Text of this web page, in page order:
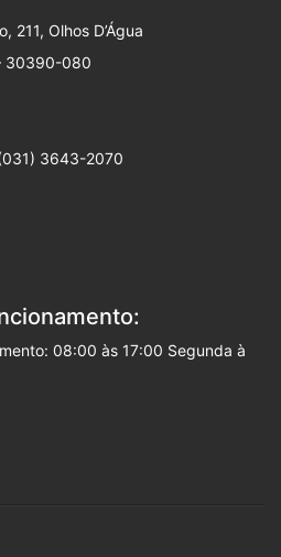
211, Olhos D’Água
30390-080
3643-2070
08:00 às 17:00 Segunda à